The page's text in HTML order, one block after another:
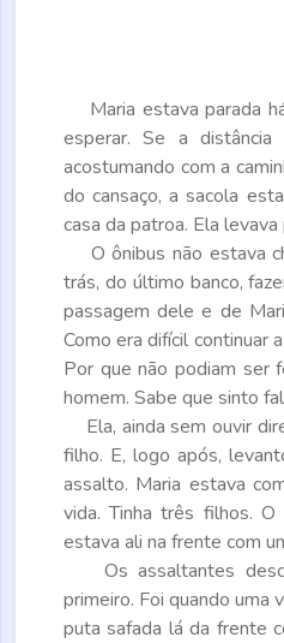
Maria estava parada
esperar. Se a
acostumando com a
do cansaço, a sacola
casa da patroa. Ela levava
O ônibus não estava
trás, do último banco,
passagem dele e de
Como era difícil continuar
Por que não podiam ser
homem. Sabe que sinto
Ela, ainda sem ouvir
filho. E, logo após,
assalto. Maria estava
vida. Tinha três filhos.
estava ali na frente com
Os assaltantes
primeiro. Foi quando uma
puta safada lá da frente